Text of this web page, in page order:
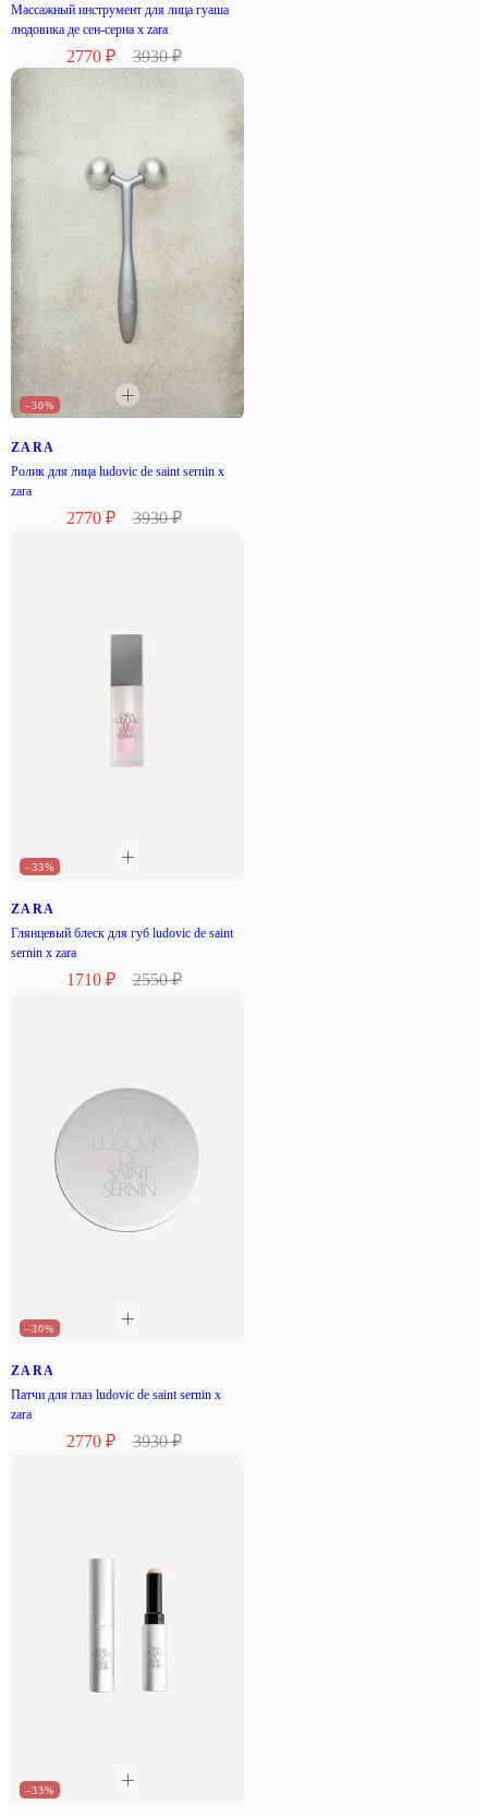
Массажный инструмент для лица гуаша
людовика де сен-серна x zara
2770 ₽ 3930 ₽
–30%
ZARA
Ролик для лица ludovic de saint sernin x
zara
2770 ₽ 3930 ₽
–33%
ZARA
Глянцевый блеск для губ ludovic de saint
sernin x zara
1710 ₽ 2550 ₽
–30%
ZARA
Патчи для глаз ludovic de saint sernin x
zara
2770 ₽ 3930 ₽
–33%